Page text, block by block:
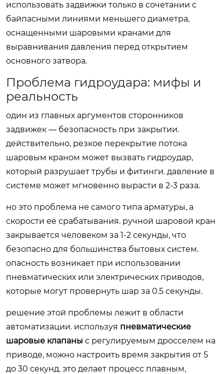
использовать задвижки только в сочетании с
байпасными линиями меньшего диаметра,
оснащенными шаровыми кранами для
выравнивания давления перед открытием
основного затвора.
Проблема гидроудара: мифы и
реальность
один из главных аргументов сторонников
задвижек — безопасность при закрытии.
действительно, резкое перекрытие потока
шаровым краном может вызвать гидроудар,
который разрушает трубы и фитинги. давление в
системе может мгновенно вырасти в 2-3 раза.
но это проблема не самого типа арматуры, а
скорости её срабатывания. ручной шаровой кран
закрывается человеком за 1-2 секунды, что
безопасно для большинства бытовых систем.
опасность возникает при использовании
пневматических или электрических приводов,
которые могут провернуть шар за 0.5 секунды.
решение этой проблемы лежит в области
автоматизации. используя пневматические
шаровые клапаны с регулируемым дросселем на
приводe, можно настроить время закрытия от 5
до 30 секунд. это делает процесс плавным,